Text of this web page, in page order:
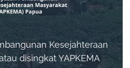
Kesejahteraan
disingkat YAPKEMA